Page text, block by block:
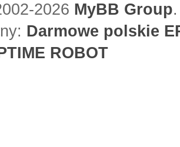
2026 MyBB Group.
Darmowe polskie
ROBOT